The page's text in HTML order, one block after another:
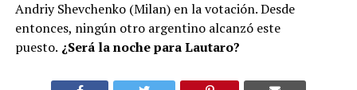
Andriy Shevchenko (Milan) en la votación. Desde
entonces, ningún otro argentino alcanzó este
puesto. ¿Será la noche para Lautaro?